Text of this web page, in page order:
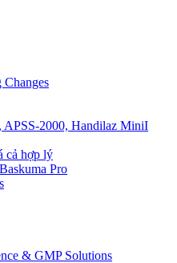
APSS-2000, Handilaz MiniI
cả hợp lý
Pro